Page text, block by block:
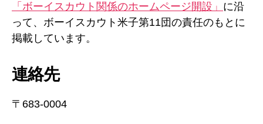
「ボーイスカウト関係のホームページ開設」 に沿
って、ボーイスカウト米子第11団の責任のもとに
掲載しています。
連絡先
〒683-0004